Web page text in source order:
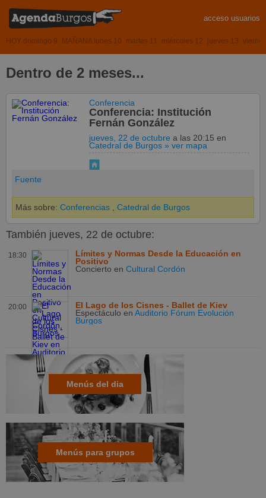
acceso usuarios
HOY domingo 9 MAÑANA lunes 10 martes 11 miércoles 12 jueves 13
Dentro de 2 meses...
Conferencia
Conferencia: Institución
Fernán González
jueves, 22 de octubre a las 20:15en
Catedral de Burgos » ver mapa
Fuente
Más sobre: Conferencias Catedral de Burgos
También jueves, 22 de octubre:
18:30
Límites y Normas Desde la Educación en
Positivo
Concierto en Cultural Cordón
20:00
El Lago de los Cisnes - Ballet de Kiev
Espectáculo en Auditorio Fórum Evolución
Burgos
Menús del dia
Menús para grupos